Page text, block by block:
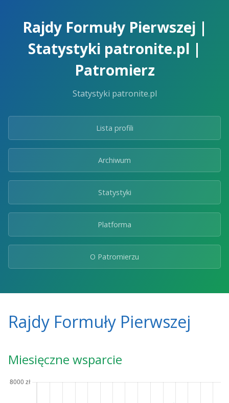
Rajdy Formuły Pierwszej |
Statystyki patronite.pl |
Patromierz
Statystyki patronite.pl
Lista profili
Archiwum
Statystyki
Platforma
O Patromierzu
Rajdy Formuły Pierwszej
Miesięczne wsparcie